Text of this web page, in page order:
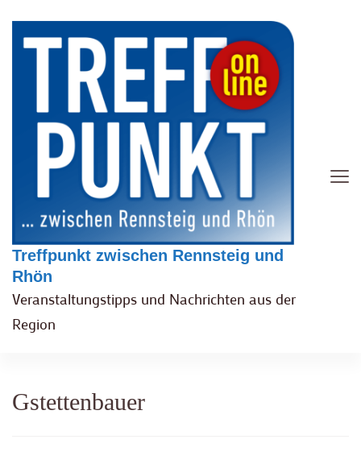
Treffpunkt zwischen Rennsteig und
Rhön
Veranstaltungstipps und Nachrichten aus der
Region
Gstettenbauer